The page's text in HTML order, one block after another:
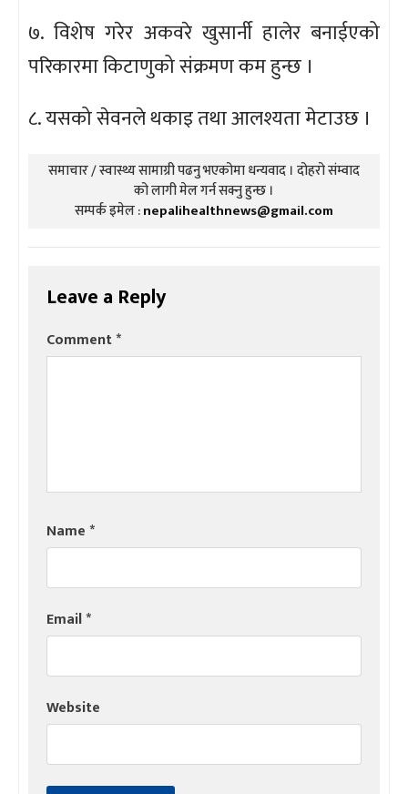
७. विशेष गरेर अकवरे खुसार्नी हालेर बनाईएको
परिकारमा किटाणुको संक्रमण कम हुन्छ ।
८. यसको सेवनले थकाइ तथा आलश्यता मेटाउछ ।
समाचार / स्वास्थ्य सामाग्री पढनु भएकोमा धन्यवाद । दोहरो संम्वाद
को लागी मेल गर्न सक्नु हुन्छ ।
सम्पर्क इमेल :nepalihealthnews@gmail.com
Leave a Reply
Comment*
Name*
Email*
Website